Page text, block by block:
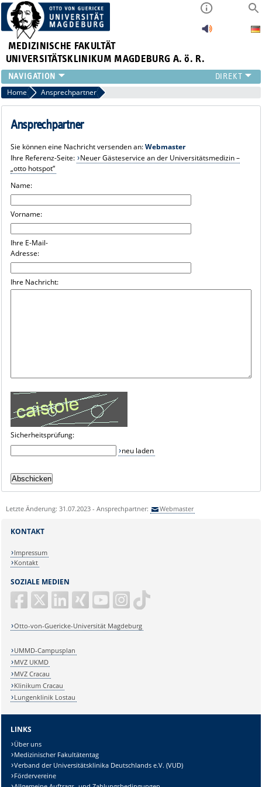
MEDIZINISCHE FAKULTÄT
UNIVERSITÄTSKLINIKUM MAGDEBURG A. ö. R.
INSTITUTE
KLINIKEN
ZENTRALE EINRICHTUNGEN
PRESSE
ÜBER UNS
INTRANET
Home Ansprechpartner
Ansprechpartner
Sie können eine Nachricht versenden an:Webmaster
Ihre Referenz-Seite: Neuer Gästeservice an der Universitätsmedizin –
„otto hotspot“
Name:
Vorname:
Ihre E-Mail-
Adresse:
Ihre Nachricht:
Sicherheitsprüfung:
neu laden
Letzte Änderung: 31.07.2023 - Ansprechpartner: Webmaster
SOZIALE MEDIEN
Otto-von-Guericke-Universität Magdeburg
KONTAKT
Impressum
Kontakt
UMMD-Campusplan
MVZ UKMD
MVZ Cracau
Klinikum Cracau
Lungenklinik Lostau
LINKS
Über uns
Medizinischer Fakultätentag
Verband der Universitätsklinika Deutschlands e.V. (VUD)
Fördervereine